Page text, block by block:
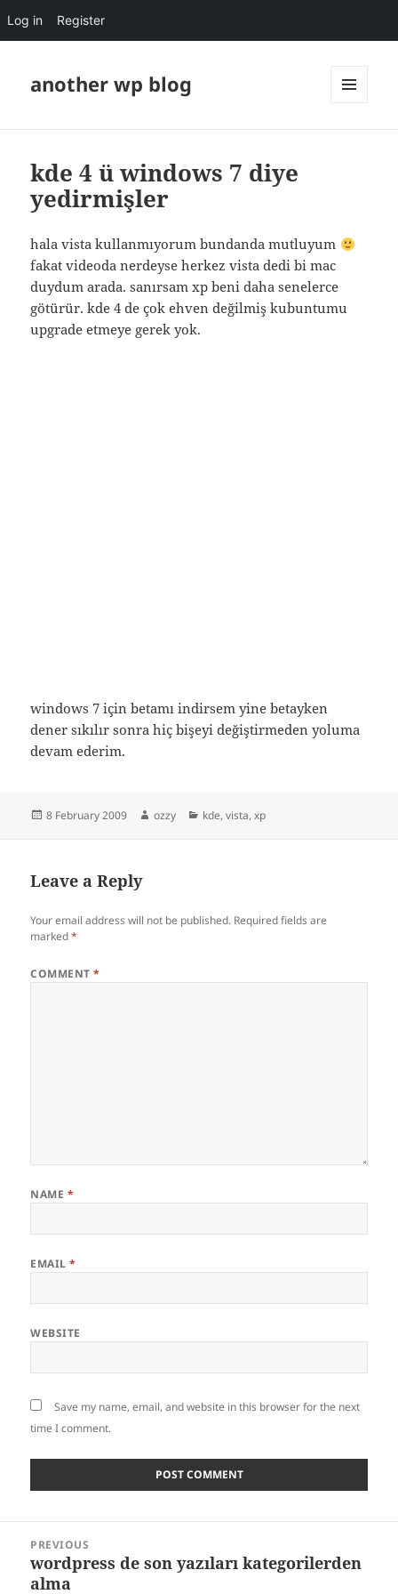
Log in Register
another wp blog
kde 4 ü windows 7 diye
yedirmişler
hala vista kullanmıyorum bundanda mutluyum
fakat videoda nerdeyse herkez vista dedi bi mac
duydum arada. sanırsam xp beni daha senelerce
götürür. kde 4 de çok ehven değilmiş kubuntumu
upgrade etmeye gerek yok.
windows 7 için betamı indirsem yine betayken
dener sıkılır sonra hiç bişeyi değiştirmeden yoluma
devam ederim.
Posted
8 February 2009 Author
ozzy Categories
kde,vista,xp
Leave a Reply
Your email address will not be published. Required fields are
marked*
COMMENT*
NAME *
EMAIL*
WEBSITE
Save my name, email, and website in this browser for the next
time I comment.
navigation
PREVIOUS
Previous
post:
wordpress de son yazıları kategorilerden
alma